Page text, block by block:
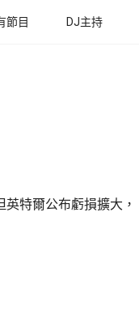
節目 DJ主持
特爾公布虧損擴大，